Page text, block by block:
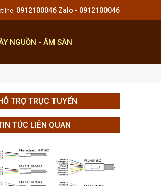
NGUỒN - ÂM SÀN
TRỢ TRỰC TUYẾN
TỨC LIÊN QUAN
0912100046 Zalo - 0912100046